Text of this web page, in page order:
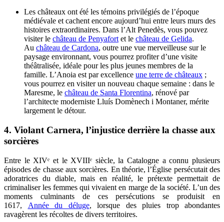
Les châteaux ont été les témoins privilégiés de l’époque
médiévale et cachent encore aujourd’hui entre leurs murs des
histoires extraordinaires. Dans l’Alt Penedès, vous pouvez
visiter le château de Penyafort et le château de Gelida.
Au château de Cardona, outre une vue merveilleuse sur le
paysage environnant, vous pourrez profiter d’une visite
théâtralisée, idéale pour les plus jeunes membres de la
famille. L’Anoia est par excellence une terre de châteaux ;
vous pourrez en visiter un nouveau chaque semaine : dans le
Maresme, le château de Santa Florentina, rénové par
l’architecte moderniste Lluís Domènech i Montaner, mérite
largement le détour.
4. Violant Carnera, l’injustice derrière la chasse aux
sorcières
Entre le XIVᵉ et le XVIIIᵉ siècle, la Catalogne a connu plusieurs
épisodes de chasse aux sorcières. En théorie, l’Église persécutait des
adoratrices du diable, mais en réalité, le prétexte permettait de
criminaliser les femmes qui vivaient en marge de la société. L’un des
moments culminants de ces persécutions se produisit en
1617, Année du déluge, lorsque des pluies trop abondantes
ravagèrent les récoltes de divers territoires.